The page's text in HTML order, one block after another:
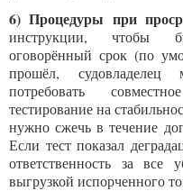
6) Процедуры при
инструкции, чтобы
оговорённый срок (по
прошёл, судовладелец
потребовать
тестирование на
нужно сжечь в течение
Если тест показал
ответственность за
выгрузкой испорченного